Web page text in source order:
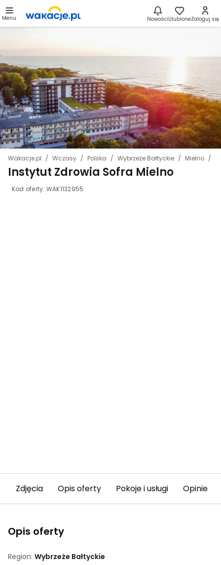
Menu NowościUlubioneZaloguj się
Wakacje.pl Wczasy Polska Wybrzeże Bałtyckie Mielno
Instytut Zdrowia Sofra Mielno
Kod oferty: WAK1132955
Zdjęcia Opis oferty Pokoje i usługi Opinie
Opis oferty
Region: Wybrzeże Bałtyckie